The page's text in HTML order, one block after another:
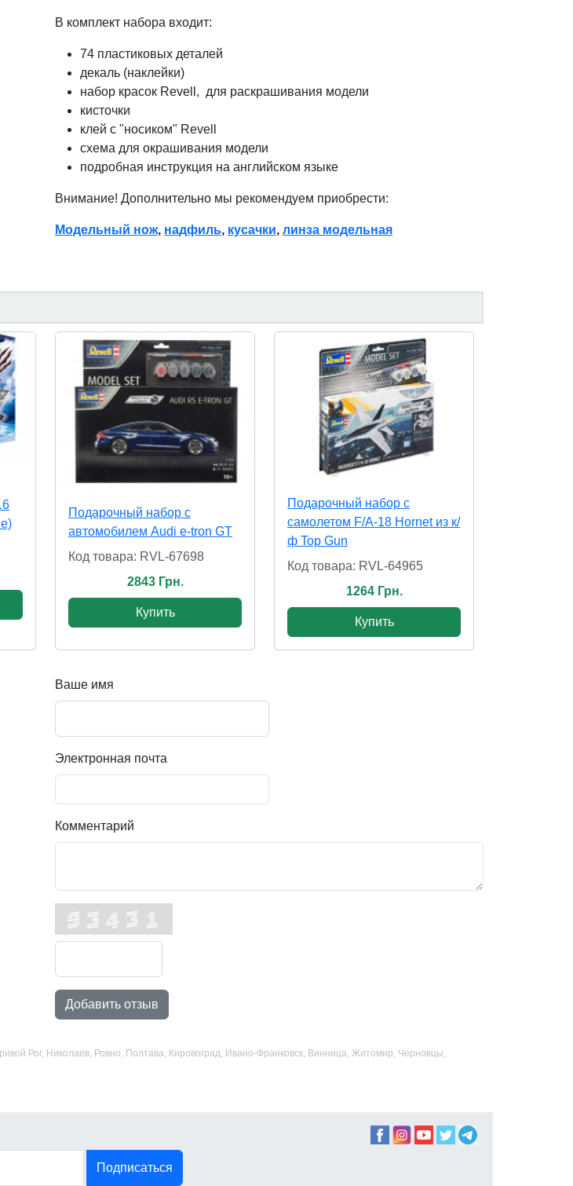
В комплект набора входит:
74 пластиковых деталей
декаль (наклейки)
набор красок Revell, для раскрашивания модели
кисточки
клей с "носиком" Revell
схема для окрашивания модели
подробная инструкция на английском языке
Внимание! Дополнительно мы рекомендуем приобрести:
Модельный нож, надфиль, кусачки, линза модельная
Подарочный набор с
автомобилем Audi e-tron GT
Код товара: RVL-67698
2843 Грн.
Купить
Подарочный набор с
самолетом F/A-18 Hornet из к/
ф Top Gun
Код товара: RVL-64965
1264 Грн.
Купить
Ваше имя
Электронная почта
Комментарий
Добавить отзыв
Рог, Николаев, Ровно, Полтава, Кировоград, Ивано-Франковск, Винница, Житомир, Черновцы,
Подписаться